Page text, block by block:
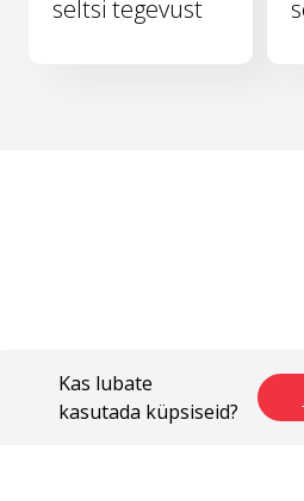
Kas lubate
kasutada küpsiseid?
seltsi tegevust